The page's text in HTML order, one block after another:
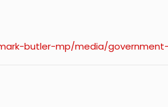
butler-mp/media/